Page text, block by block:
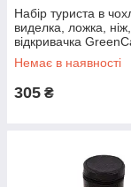
Набір туриста в
виделка, ложка, ніж,
відкривачка
Немає в наявності
305 ₴